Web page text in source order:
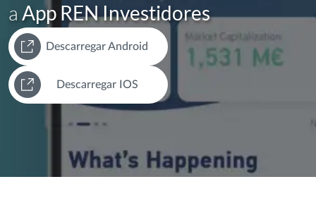
aApp REN Investidores
Descarregar Android
Descarregar IOS